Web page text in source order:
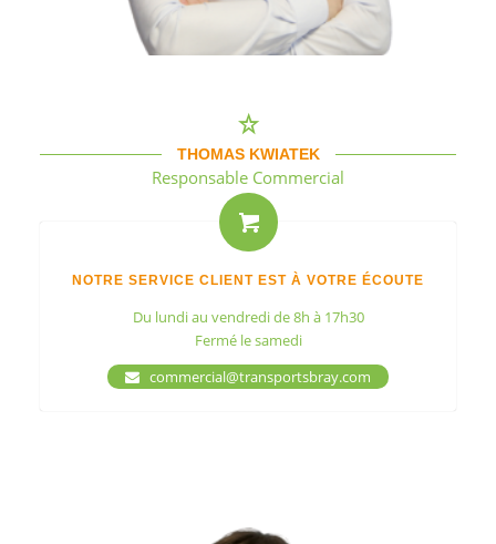
THOMAS KWIATEK
Responsable Commercial
NOTRE SERVICE CLIENT EST À VOTRE ÉCOUTE
Du lundi au vendredi de 8h à 17h30
Fermé le samedi
commercial@transportsbray.com